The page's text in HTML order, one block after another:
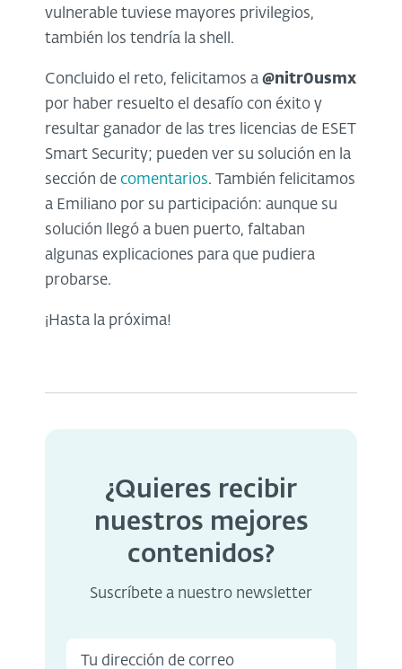
vulnerable tuviese mayores privilegios,
también los tendría la shell.
Concluido el reto, felicitamos a @nitr0usmx
por haber resuelto el desafío con éxito y
resultar ganador de las tres licencias de ESET
Smart Security; pueden ver su solución en la
sección de comentarios. También felicitamos
a Emiliano por su participación: aunque su
solución llegó a buen puerto, faltaban
algunas explicaciones para que pudiera
probarse.
¡Hasta la próxima!
¿Quieres recibir
nuestros mejores
contenidos?
Suscríbete a nuestro newsletter